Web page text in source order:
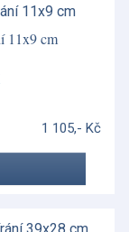
11x9 cm
1 105,- Kč